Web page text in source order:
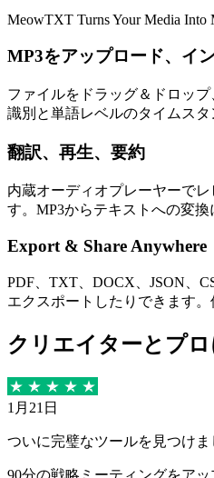
MeowTXT Turns Your Media Into
MP3をアップロード、イ
ファイルをドラッグ＆ドロッ
識別と単語レベルのタイムス
翻訳、再生、要約
内蔵オーディオプレーヤーで
す。MP3からテキストへの変換
Export & Share Anywhere
PDF、TXT、DOCX、JSON、
エクスポートしたりできます
クリエイターとプ
1月21日
ついに完璧なツールを見つけま
90分の戦略ミーティングをア